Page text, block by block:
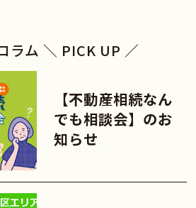
ラム ＼ PICK UP ／
【不動産相続なん
でも相談会】のお
知らせ